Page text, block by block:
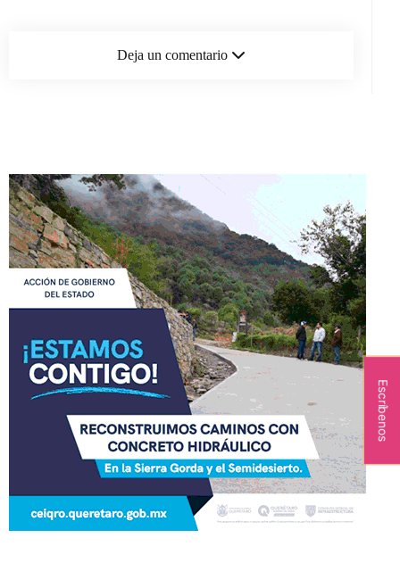
Deja un comentario
Escríbenos